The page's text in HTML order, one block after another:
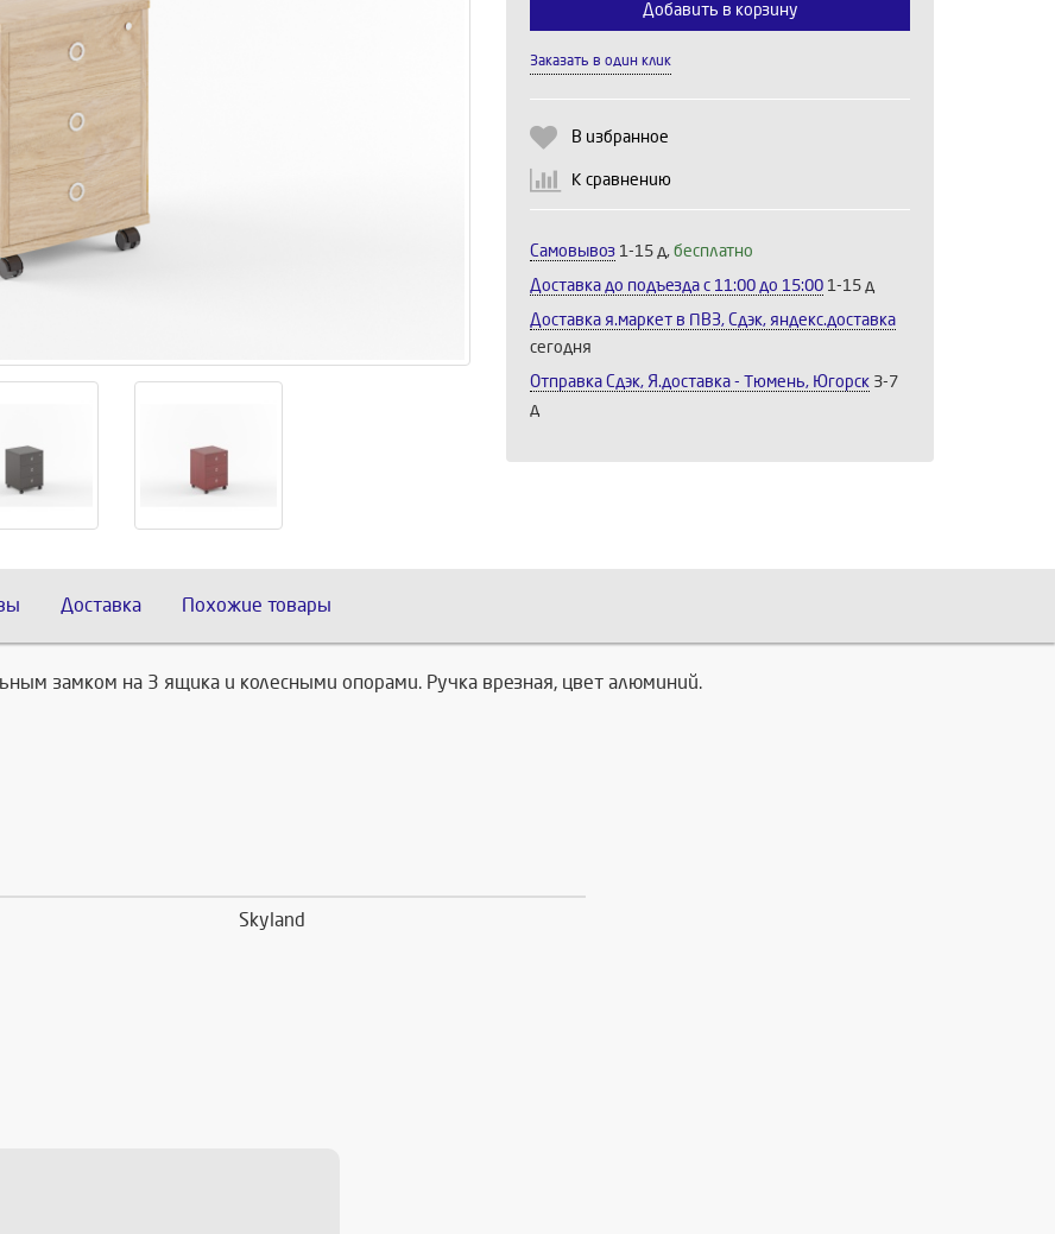
Выберите количество:
Добавить в корзину
Заказать в один клик
В избранное
К сравнению
Самовывоз 1-15 д, бесплатно
Доставка до подъезда c 11:00 до 15:00 1-15 д
Доставка я.маркет в ПВЗ, Сдэк, яндекс.доставка
сегодня
Отправка Сдэк, Я.доставка - Тюмень, Югорск 3-7
д
Доставка Похожие товары
замком на 3 ящика и колесными опорами. Ручка врезная, цвет алюминий.
Skyland